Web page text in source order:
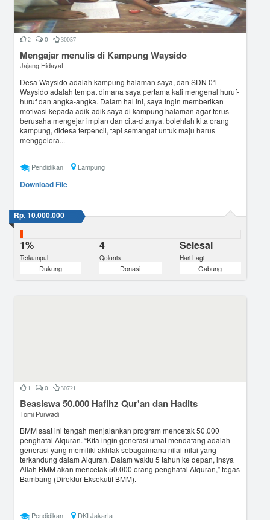
2 0 30057
Mengajar menulis di Kampung Waysido
Jajang Hidayat
Desa Waysido adalah kampung halaman saya, dan SDN 01
Waysido adalah tempat dimana saya pertama kali mengenal huruf-
huruf dan angka-angka. Dalam hal ini, saya ingin memberikan
motivasi kepada adik-adik saya di kampung halaman agar terus
berusaha mengejar impian dan cita-citanya. bolehlah kita orang
kampung, didesa terpencil, tapi semangat untuk maju harus
menggelora...
Pendidikan Lampung
Download File
Rp. 10.000.000
1%
Terkumpul
4
Qolonis
Selesai
Hari Lagi
Dukung Donasi Gabung
1 0 30721
Beasiswa 50.000 Hafihz Qur'an dan Hadits
Tomi Purwadi
BMM saat ini tengah menjalankan program mencetak 50.000
penghafal Alquran. “Kita ingin generasi umat mendatang adalah
generasi yang memiliki akhlak sebagaimana nilai-nilai yang
terkandung dalam Alquran. Dalam waktu 5 tahun ke depan, insya
Allah BMM akan mencetak 50.000 orang penghafal Alquran,” tegas
Bambang (Direktur Eksekutif BMM).
Pendidikan DKI Jakarta